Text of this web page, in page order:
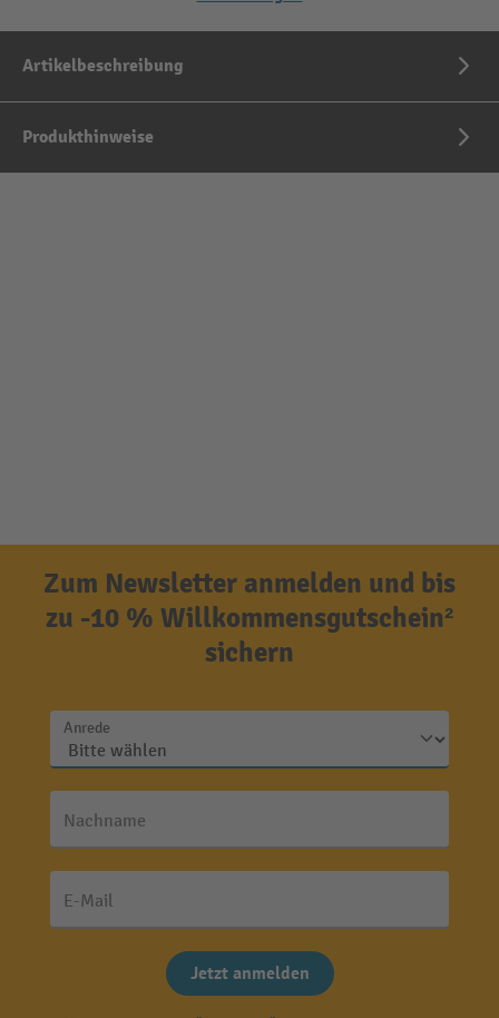
Artikelbeschreibung
Produkthinweise
Zum Newsletter anmelden und bis
zu -10 % Willkommensgutschein²
sichern
Anrede
Nachname
E-Mail
Jetzt anmelden